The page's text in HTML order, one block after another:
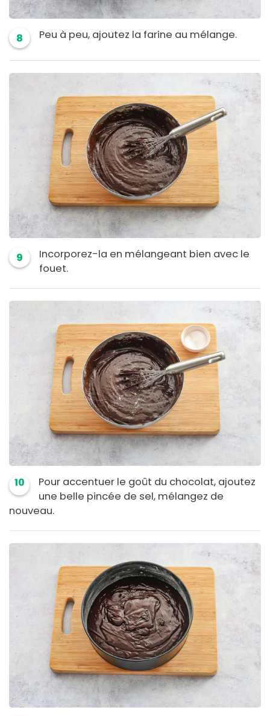
8 Peu à peu, ajoutez la farine au mélange.
9
Incorporez-la en mélangeant bien avec le
fouet.
10
Pour accentuer le goût du chocolat, ajoutez
une belle pincée de sel, mélangez de
nouveau.